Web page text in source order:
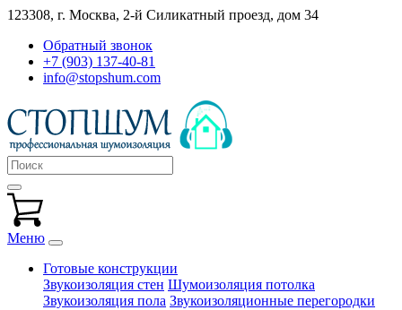
123308, г. Москва, 2-й Силикатный проезд, дом 34
Обратный звонок
+7 (903) 137-40-81
info@stopshum.com
Меню
Готовые конструкции
Звукоизоляция стен Шумоизоляция потолка
Звукоизоляция пола Звукоизоляционные перегородки